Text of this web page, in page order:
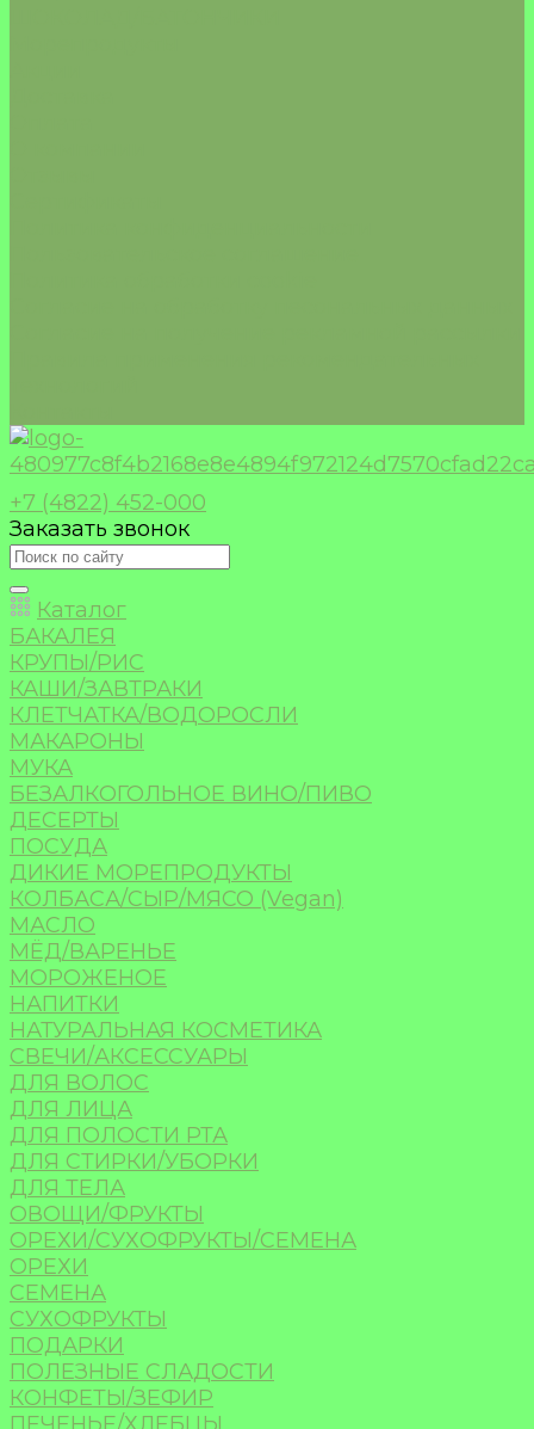
+7 (4822) 452-000
Заказать звонок
Каталог
БАКАЛЕЯ
КРУПЫ/РИС
КАШИ/ЗАВТРАКИ
КЛЕТЧАТКА/ВОДОРОСЛИ
МАКАРОНЫ
МУКА
БЕЗАЛКОГОЛЬНОЕ ВИНО/ПИВО
ДЕСЕРТЫ
ПОСУДА
ДИКИЕ МОРЕПРОДУКТЫ
КОЛБАСА/СЫР/МЯСО (Vegan)
МАСЛО
МЁД/ВАРЕНЬЕ
МОРОЖЕНОЕ
НАПИТКИ
НАТУРАЛЬНАЯ КОСМЕТИКА
СВЕЧИ/АКСЕССУАРЫ
ДЛЯ ВОЛОС
ДЛЯ ЛИЦА
ДЛЯ ПОЛОСТИ РТА
ДЛЯ СТИРКИ/УБОРКИ
ДЛЯ ТЕЛА
ОВОЩИ/ФРУКТЫ
ОРЕХИ/СУХОФРУКТЫ/СЕМЕНА
ОРЕХИ
СЕМЕНА
СУХОФРУКТЫ
ПОДАРКИ
ПОЛЕЗНЫЕ СЛАДОСТИ
КОНФЕТЫ/ЗЕФИР